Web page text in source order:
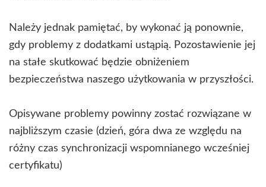
Należy jednak pamiętać, by wykonać ją ponownie,
gdy problemy z dodatkami ustąpią. Pozostawienie jej
na stałe skutkować będzie obniżeniem
bezpieczeństwa naszego użytkowania w przyszłości.
Opisywane problemy powinny zostać rozwiązane w
najbliższym czasie (dzień, góra dwa ze względu na
różny czas synchronizacji wspomnianego wcześniej
certyfikatu)